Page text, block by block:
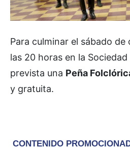
Para culminar el sábado
las 20 horas en la
prevista una Peña
y gratuita.